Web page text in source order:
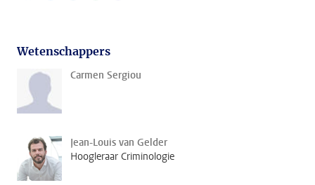
Wetenschappers
Carmen Sergiou
Jean-Louis van Gelder
Hoogleraar Criminologie